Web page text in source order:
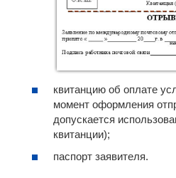
квитанцию об оплате
момент оформления
допускается
квитанции);
паспорт заявителя.